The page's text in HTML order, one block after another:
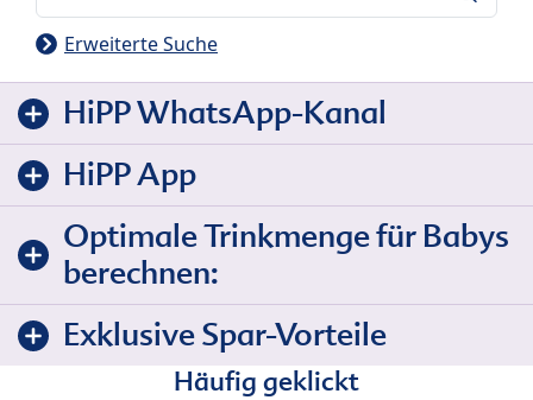
Erweiterte Suche
HiPP WhatsApp-Kanal
HiPP App
Optimale Trinkmenge für Babys
berechnen:
Exklusive Spar-Vorteile
Häufig geklickt